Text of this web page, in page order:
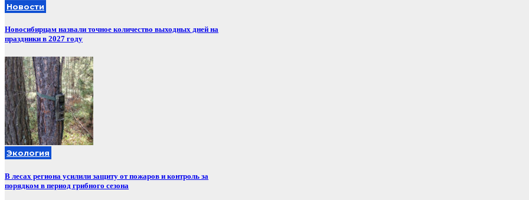
Новости
Новосибирцам назвали точное количество выходных дней на
праздники в 2027 году
Экология
В лесах региона усилили защиту от пожаров и контроль за
порядком в период грибного сезона